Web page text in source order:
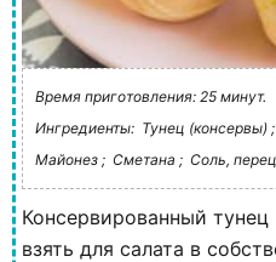
Время приготовления: 25 минут.
Ингредиенты: Тунец (консервы) ;
Майонез ; Сметана ; Соль,
Консервированный
взять для салата в